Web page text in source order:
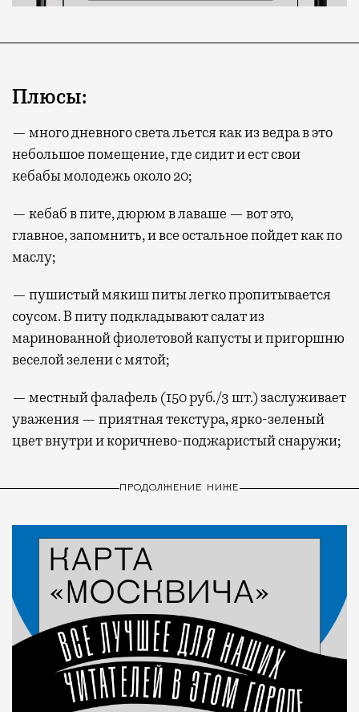
Плюсы:
— много дневного света льется как из ведра в это
небольшое помещение, где сидит и ест свои
кебабы молодежь около 20;
— кебаб в пите, дюрюм в лаваше — вот это,
главное, запомнить, и все остальное пойдет как по
маслу;
— пушистый мякиш питы легко пропитывается
соусом. В питу подкладывают салат из
маринованной фиолетовой капусты и пригоршню
веселой зелени с мятой;
— местный фалафель (150 руб./3 шт.) заслуживает
уважения — приятная текстура, ярко-зеленый
цвет внутри и коричнево-поджаристый снаружи;
ПРОДОЛЖЕНИЕ НИЖЕ